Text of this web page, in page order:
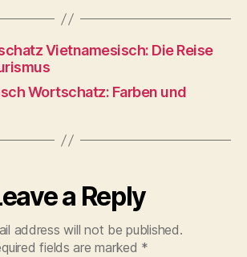
Vietnamesisch: Die Reise
Wortschatz: Farben und
a Reply
address will not be published.
fields are marked *